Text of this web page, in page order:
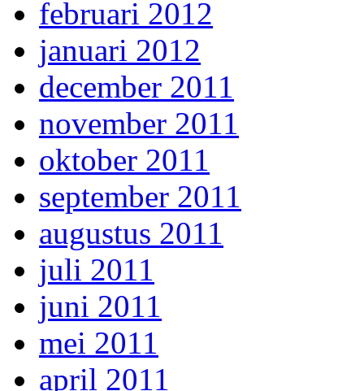
februari 2012
januari 2012
december 2011
november 2011
oktober 2011
september 2011
augustus 2011
juli 2011
juni 2011
mei 2011
april 2011